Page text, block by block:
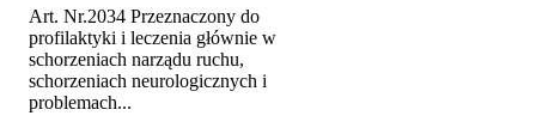
Art. Nr.2034 Przeznaczony do
profilaktyki i leczenia głównie w
schorzeniach narządu ruchu,
schorzeniach neurologicznych i
problemach...